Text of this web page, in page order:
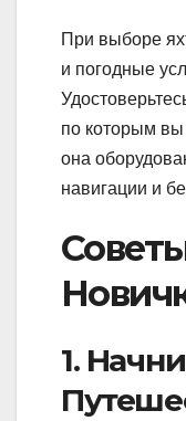
При выборе
и погодные
по которым вы
она
навигации и
1.